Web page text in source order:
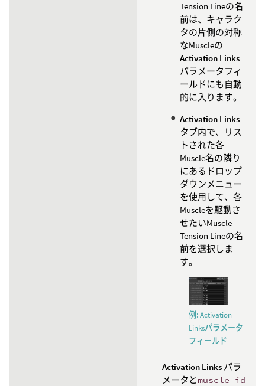
Tension Lineの名
前は、キャラク
タの片側の対称
なMuscleの
Activation Links
パラメータフィ
ールドにも自動
的に入ります。
Activation Links
タブ内で、リス
トされた各
Muscle名の隣り
にあるドロップ
ダウンメニュー
を使用して、各
Muscleを駆動さ
せたいMuscle
Tension Lineの名
前を選択しま
す。
例: Activation
Linksパラメータ
フィールド
Activation Links パラ
メータと muscle_id